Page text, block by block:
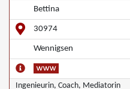
Bettina
30974
Wennigsen
Ingenieurin, Coach, Mediatorin